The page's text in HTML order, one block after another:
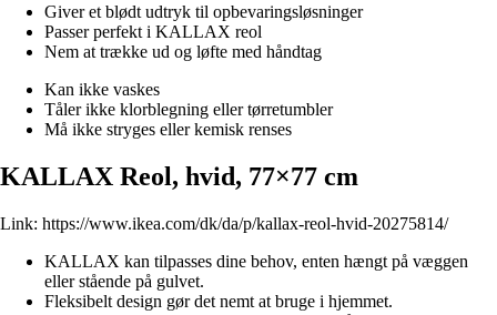
Giver et blødt udtryk til opbevaringsløsninger
Passer perfekt i KALLAX reol
Nem at trække ud og løfte med håndtag
Kan ikke vaskes
Tåler ikke klorblegning eller tørretumbler
Må ikke stryges eller kemisk renses
KALLAX Reol, hvid, 77×77 cm
Link: https://www.ikea.com/dk/da/p/kallax-reol-hvid-20275814/
KALLAX kan tilpasses dine behov, enten hængt på væggen
eller stående på gulvet.
Fleksibelt design gør det nemt at bruge i hjemmet.